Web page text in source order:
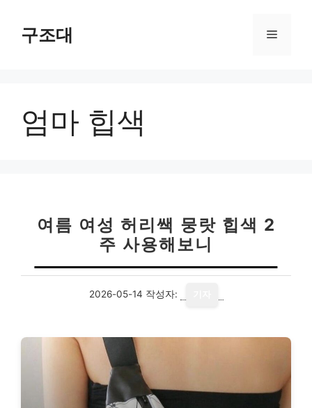
구조대 메
엄마 힙색
여름 여성 허리쌕 뭉랏 힙색 2
주 사용해보니
2026-05-14 작성자: